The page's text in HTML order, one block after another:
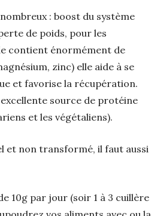
: boost du système
de poids, pour les
contient énormément de
zinc) elle aide à se
et favorise la récupération.
source de protéine
et les végétaliens).
et non transformé, il faut aussi
10g par jour (soir 1 à 3 cuillère